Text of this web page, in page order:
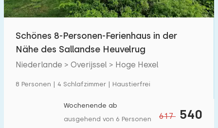
Schönes 8-Personen-Ferienhaus in der
Nähe des Sallandse Heuvelrug
Niederlande > Overijssel > Hoge Hexel
8 Personen | 4 Schlafzimmer | Haustierfrei
617 540
Wochenende ab
ausgehend von 6 Personen